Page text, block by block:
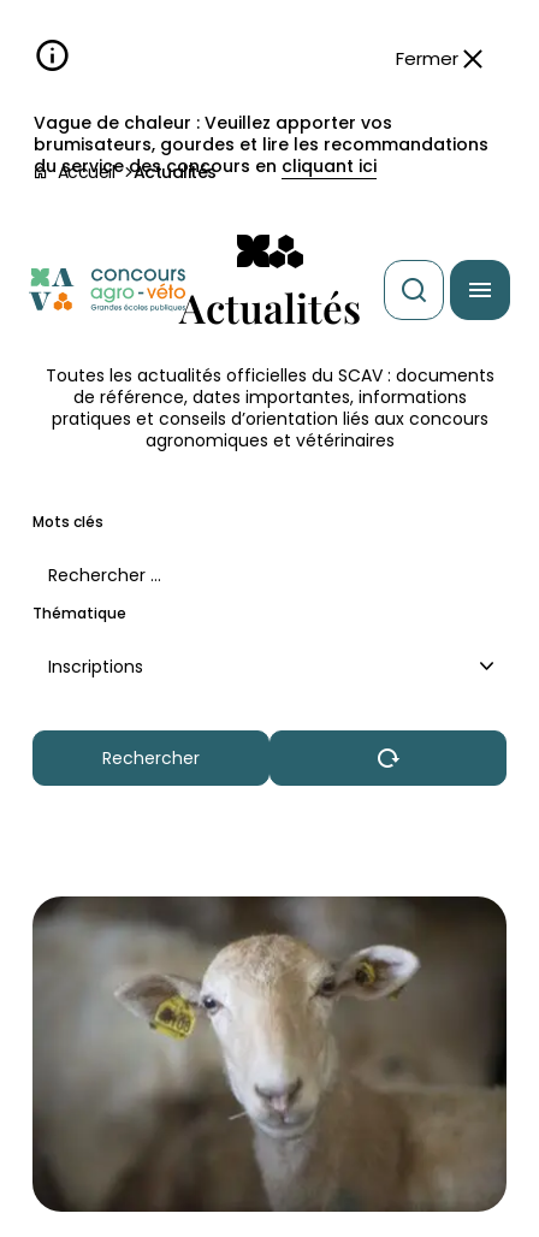
principale
principal
d'accessibilité
de
page
Vague de chaleur : Veuillez apporter vos
brumisateurs, gourdes et lire les recommandations
du service des concours en cliquant ici
Fermer
Accueil Actualités
Actualités
Toutes les actualités officielles du SCAV : documents
de référence, dates importantes, informations
pratiques et conseils d’orientation liés aux concours
agronomiques et vétérinaires
Filtrer les actualités
Mots clés
Thématique
Inscriptions
Liste des actualités